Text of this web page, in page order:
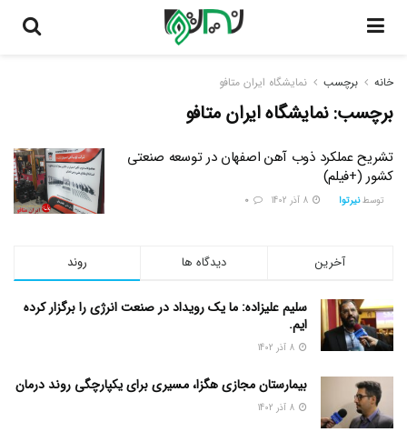
خانه برچسب نمایشگاه ایران متافو
برچسب:نمایشگاه ایران متافو
تشریح عملکرد ذوب آهن اصفهان در توسعه صنعتی
کشور (+فیلم)
توسط نیرتوا
روند دیدگاه ها آخرین
سلیم علیزاده: ما یک رویداد در صنعت انرژی را برگزار کرده
ایم.
بیمارستان مجازی هگزا، مسیری برای یکپارچگی روند درمان